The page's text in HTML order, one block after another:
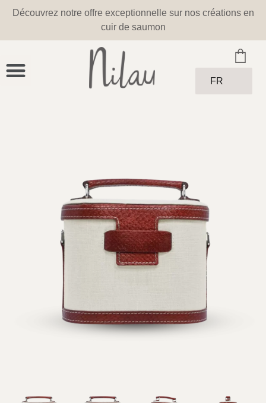
Découvrez notre offre exceptionnelle sur nos créations en
cuir de saumon
FR